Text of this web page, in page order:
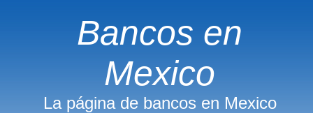
Bancos en
Mexico
La página de bancos en Mexico